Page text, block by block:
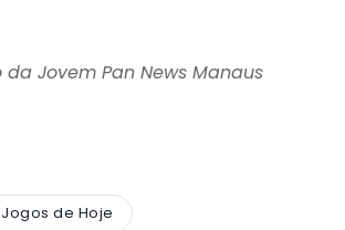
Jovem Pan News Manaus
Jogos de Hoje